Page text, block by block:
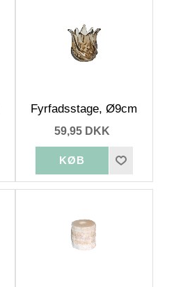
Fyrfadsstage, Ø9cm
59,95 DKK